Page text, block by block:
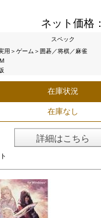
ネット価格：
スペック
用＞ゲーム＞囲碁／将棋／麻雀
在庫状況
在庫なし
詳細はこちら